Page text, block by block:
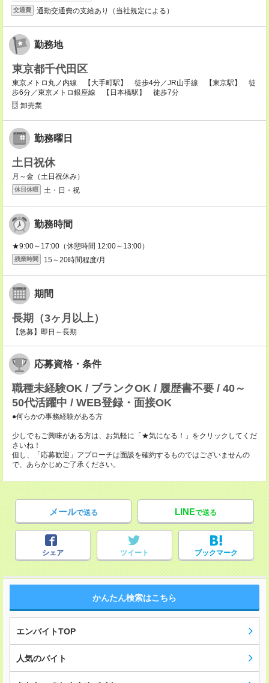
交通費 通勤交通費の支給あり（当社規定による）
勤務地
東京都千代田区
東京メトロ丸ノ内線 【大手町駅】 徒歩4分／JR山手線 【東京駅】 徒
歩6分／東京メトロ銀座線 【日本橋駅】 徒歩7分
卸売業
勤務曜日
土日祝休
月～金（土日祝休み）
休日休暇 土・日・祝
勤務時間
★9:00～17:00（休憩時間 12:00～13:00）
残業時間 15～20時間程度/月
期間
長期（3ヶ月以上）
【急募】即日～長期
応募資格・条件
職種未経験OK / ブランクOK / 履歴書不要 / 40～
50代活躍中 / WEB登録・面接OK
●何らかの事務経験がある方
少しでもご興味がある方は、お気軽に「★気になる！」をクリックしてくだ
さいね！
但し、「応募歓迎」アプローチは面談を確約するものではございませんの
で、あらかじめご了承ください。
メールで送る LINEで送る
シェア ツイート ブックマーク
かんたん検索はこちら
エンバイトTOP
人気のバイト